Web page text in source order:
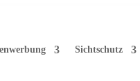
Sichtschutz